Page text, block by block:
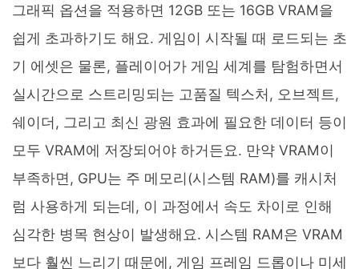
그래픽 옵션을 적용하면 12GB 또는 16GB VRAM을
쉽게 초과하기도 해요. 게임이 시작될 때 로드되는 초
기 에셋은 물론, 플레이어가 게임 세계를 탐험하면서
실시간으로 스트리밍되는 고품질 텍스처, 오브젝트,
쉐이더, 그리고 최신 광원 효과에 필요한 데이터 등이
모두 VRAM에 저장되어야 하거든요. 만약 VRAM이
부족하면, GPU는 주 메모리(시스템 RAM)를 캐시처
럼 사용하게 되는데, 이 과정에서 속도 차이로 인해
심각한 병목 현상이 발생해요. 시스템 RAM은 VRAM
보다 훨씬 느리기 때문에, 게임 프레임 드롭이나 미세